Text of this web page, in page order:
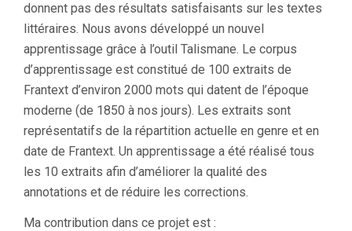
donnent pas des résultats satisfaisants sur les textes
littéraires. Nous avons développé un nouvel
apprentissage grâce à l’outil Talismane. Le corpus
d’apprentissage est constitué de 100 extraits de
Frantext d’environ 2000 mots qui datent de l’époque
moderne (de 1850 à nos jours). Les extraits sont
représentatifs de la répartition actuelle en genre et en
date de Frantext. Un apprentissage a été réalisé tous
les 10 extraits afin d’améliorer la qualité des
annotations et de réduire les corrections.
Ma contribution dans ce projet est :